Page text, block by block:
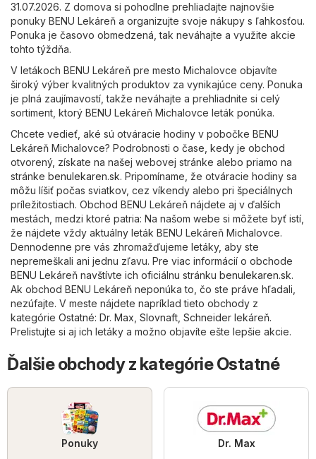
31.07.2026. Z domova si pohodlne prehliadajte najnovšie
ponuky BENU Lekáreň a organizujte svoje nákupy s ľahkosťou.
Ponuka je časovo obmedzená, tak neváhajte a využite akcie
tohto týždňa.
V letákoch BENU Lekáreň pre mesto Michalovce objavíte
široký výber kvalitných produktov za vynikajúce ceny. Ponuka
je plná zaujímavostí, takže neváhajte a prehliadnite si celý
sortiment, ktorý BENU Lekáreň Michalovce leták ponúka.
Chcete vedieť, aké sú otváracie hodiny v pobočke BENU
Lekáreň Michalovce? Podrobnosti o čase, kedy je obchod
otvorený, získate na našej webovej stránke alebo priamo na
stránke benulekaren.sk. Pripomíname, že otváracie hodiny sa
môžu líšiť počas sviatkov, cez víkendy alebo pri špeciálnych
príležitostiach. Obchod BENU Lekáreň nájdete aj v ďalších
mestách, medzi ktoré patria: Na našom webe si môžete byť istí,
že nájdete vždy aktuálny leták BENU Lekáreň Michalovce.
Dennodenne pre vás zhromažďujeme letáky, aby ste
nepremeškali ani jednu zľavu. Pre viac informácií o obchode
BENU Lekáreň navštívte ich oficiálnu stránku benulekaren.sk.
Ak obchod BENU Lekáreň neponúka to, čo ste práve hľadali,
nezúfajte. V meste nájdete napríklad tieto obchody z
kategórie Ostatné: Dr. Max Slovnaft Schneider lekáreň.
Prelistujte si aj ich letáky a možno objavíte ešte lepšie akcie.
Ďalšie obchody z kategórie Ostatné
Ponuky Dr. Max